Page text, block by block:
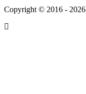
Copyright © 2016 - 2026